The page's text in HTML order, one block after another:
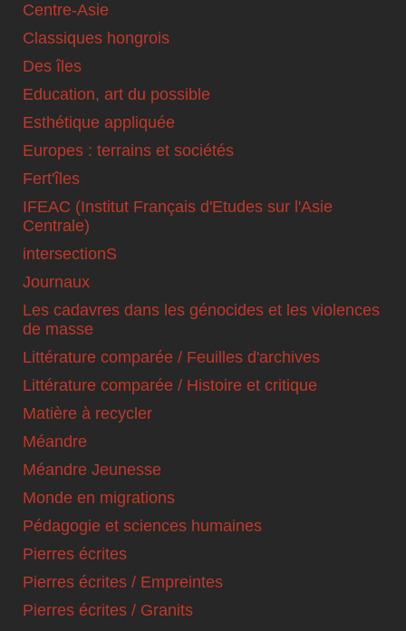
Centre-Asie
Classiques hongrois
Des îles
Education, art du possible
Esthétique appliquée
Europes : terrains et sociétés
Fert'îles
IFEAC (Institut Français d'Etudes sur l'Asie
Centrale)
intersectionS
Journaux
Les cadavres dans les génocides et les violences
de masse
Littérature comparée / Feuilles d'archives
Littérature comparée / Histoire et critique
Matière à recycler
Méandre
Méandre Jeunesse
Monde en migrations
Pédagogie et sciences humaines
Pierres écrites
Pierres écrites / Empreintes
Pierres écrites / Granits